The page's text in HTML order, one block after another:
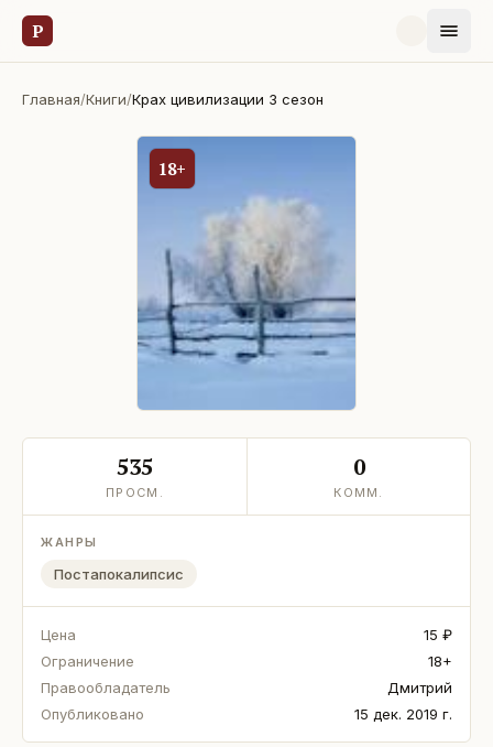
Р
Главная/Книги/Крах цивилизации 3 сезон
18+
535
ПРОСМ.
0
КОММ.
ЖАНРЫ
Постапокалипсис
Цена
15 ₽
Ограничение
18+
Правообладатель
Дмитрий
Опубликовано
15 дек. 2019 г.